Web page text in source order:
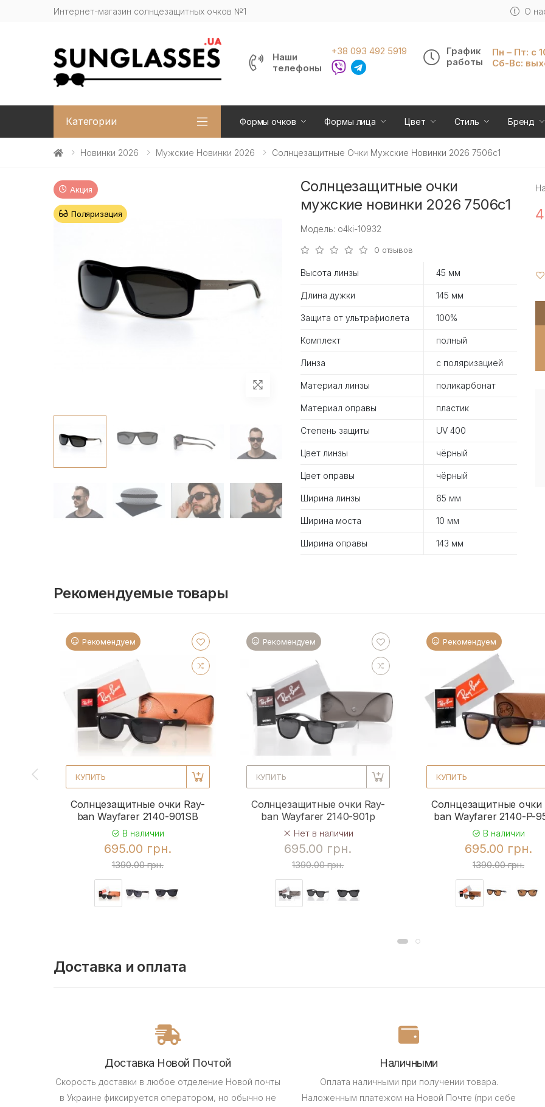
Интернет-магазин солнцезащитных очков №1 О
Наши
телефоны
+38 093 492 5919
График
работы
Пн – Пт: с
Сб-Вс:
Категории Формы очков Формы лица Цвет Стиль Бренд
Новинки 2026 Мужские Новинки 2026 Солнцезащитные Очки Мужские Новинки 2026 7506c1
Акция
Поляризация
Солнцезащитные очки
мужские новинки 2026 7506c1
Модель: o4ki-10932
0 отзывов
Высота линзы 45 мм
Длина дужки 145 мм
Защита от ультрафиолета 100%
Комплект полный
Линза с поляризацией
Материал линзы поликарбонат
Материал оправы пластик
Степень защиты UV 400
Цвет линзы чёрный
Цвет оправы чёрный
Ширина линзы 65 мм
Ширина моста 10 мм
Ширина оправы 143 мм
Рекомендуемые товары
Рекомендуем
КУПИТЬ
Солнцезащитные очки Ray-
ban Wayfarer 2140-901SB
В наличии
695.00 грн.
1390.00 грн.
Рекомендуем
КУПИТЬ
Солнцезащитные очки Ray-
ban Wayfarer 2140-901p
Нет в наличии
695.00 грн.
1390.00 грн.
Рекомендуем
КУПИТЬ
Солнцезащитные очки
ban Wayfarer 2140-P-
В наличии
695.00 грн.
1390.00 грн.
Доставка и оплата
Доставка Новой Почтой
Скорость доставки в любое отделение Новой почты
в Украине фиксируется оператором, но обычно не
Наличными
Оплата наличными при получении товара.
Наложенным платежом на Новой Почте (при себе